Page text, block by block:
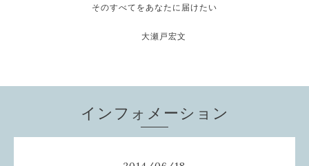
そのすべてをあなたに届けたい
大瀬戸宏文
インフォメーション